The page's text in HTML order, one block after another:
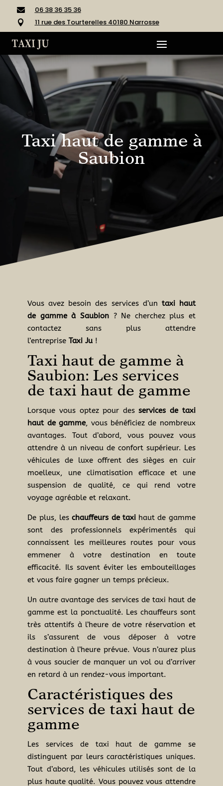
 06 38 36 35 36
 11 rue des Tourterelles 40180 Narrosse
Taxi haut de gamme à
Saubion
Vous avez besoin des services d’un taxi haut
de gamme à Saubion? Ne cherchez plus et
contactez sans plus attendre
l’entrepriseTaxi Ju !
Taxi haut de gamme à
Saubion: Les services
de taxi haut de gamme
Lorsque vous optez pour des services de taxi
haut de gamme, vous bénéficiez de nombreux
avantages. Tout d’abord, vous pouvez vous
attendre à un niveau de confort supérieur. Les
véhicules de luxe offrent des sièges en cuir
moelleux, une climatisation efficace et une
suspension de qualité, ce qui rend votre
voyage agréable et relaxant.
De plus, les chauffeurs de taxi haut de gamme
sont des professionnels expérimentés qui
connaissent les meilleures routes pour vous
emmener à votre destination en toute
efficacité. Ils savent éviter les embouteillages
et vous faire gagner un temps précieux.
Un autre avantage des services de taxi haut de
gamme est la ponctualité. Les chauffeurs sont
très attentifs à l’heure de votre réservation et
ils s’assurent de vous déposer à votre
destination à l’heure prévue. Vous n’aurez plus
à vous soucier de manquer un vol ou d’arriver
en retard à un rendez-vous important.
Caractéristiques des
services de taxi haut de
gamme
Les services de taxi haut de gamme se
distinguent par leurs caractéristiques uniques.
Tout d’abord, les véhicules utilisés sont de la
plus haute qualité. Vous pouvez vous attendre